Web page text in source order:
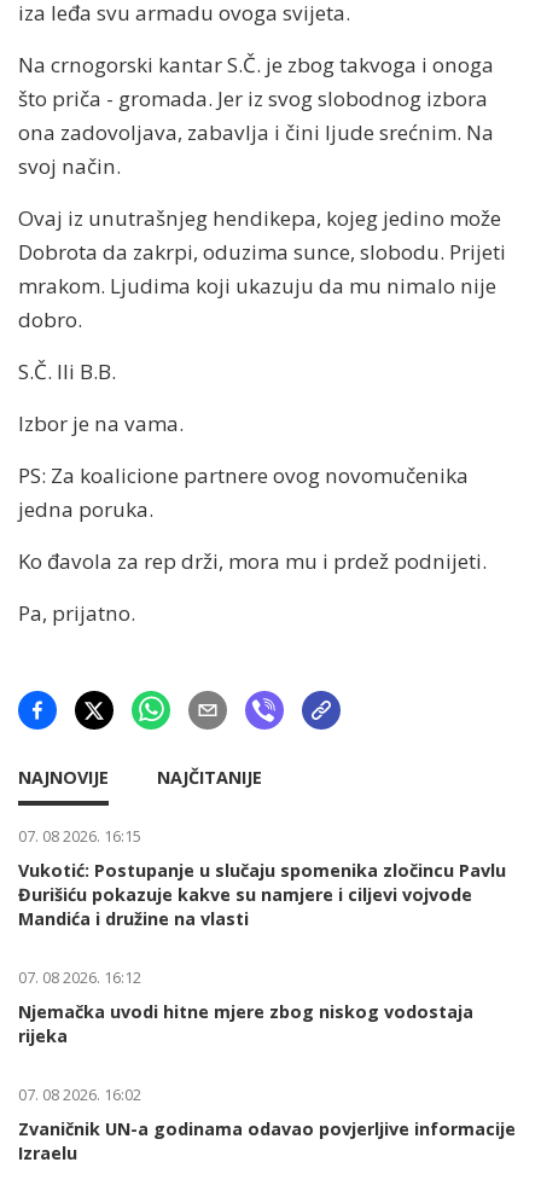
iza leđa svu armadu ovoga svijeta.
Na crnogorski kantar S.Č. je zbog takvoga i onoga
što priča - gromada. Jer iz svog slobodnog izbora
ona zadovoljava, zabavlja i čini ljude srećnim. Na
svoj način.
Ovaj iz unutrašnjeg hendikepa, kojeg jedino može
Dobrota da zakrpi, oduzima sunce, slobodu. Prijeti
mrakom. Ljudima koji ukazuju da mu nimalo nije
dobro.
S.Č. Ili B.B.
Izbor je na vama.
PS: Za koalicione partnere ovog novomučenika
jedna poruka.
Ko đavola za rep drži, mora mu i prdež podnijeti.
Pa, prijatno.
NAJNOVIJE NAJČITANIJE
07. 08 2026. 16:15
Vukotić: Postupanje u slučaju spomenika zločincu Pavlu
Đurišiću pokazuje kakve su namjere i ciljevi vojvode
Mandića i družine na vlasti
07. 08 2026. 16:12
Njemačka uvodi hitne mjere zbog niskog vodostaja
rijeka
07. 08 2026. 16:02
Zvaničnik UN-a godinama odavao povjerljive informacije
Izraelu